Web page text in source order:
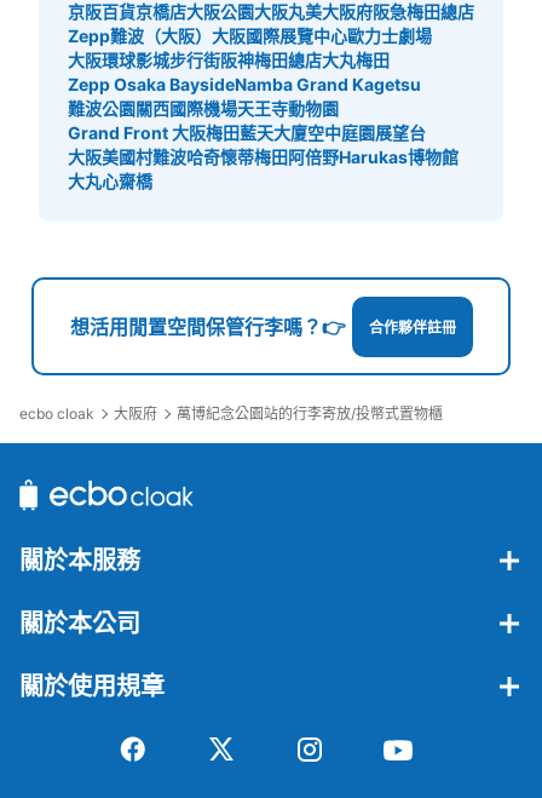
京阪百貨京橋店大阪公園大阪丸美大阪府阪急梅田總店
Zepp難波（大阪） 大阪國際展覽中心歐力士劇場
大阪環球影城步行街阪神梅田總店大丸梅田
Zepp Osaka BaysideNamba Grand Kagetsu
難波公園關西國際機場天王寺動物園
Grand Front 大阪梅田藍天大廈空中庭園展望台
大阪美國村難波哈奇懷蒂梅田阿倍野Harukas博物館
大丸心齋橋
想活用閒置空間保管行李嗎？👉 合作夥伴註冊
ecbo cloak 大阪府 萬博紀念公園站的行李寄放/投幣式置物櫃
關於本服務
關於本公司
關於使用規章